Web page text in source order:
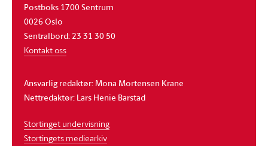
Postboks 1700 Sentrum
0026 Oslo
Sentralbord: 23 31 30 50
Kontakt oss
Ansvarlig redaktør: Mona Mortensen Krane
Nettredaktør: Lars Henie Barstad
Stortinget undervisning
Stortingets mediearkiv